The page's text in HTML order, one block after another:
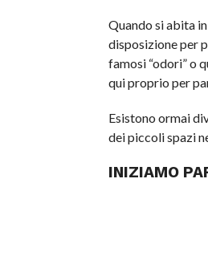
Quando si abita
disposizione per
famosi “odori” o
qui proprio per
Esistono ormai
dei piccoli spazi
INIZIAMO